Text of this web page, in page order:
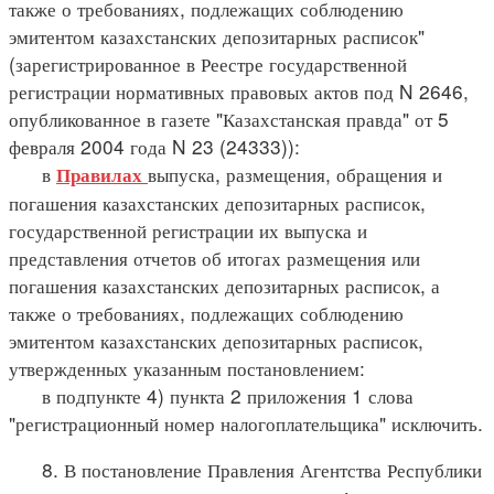
также о требованиях, подлежащих соблюдению
эмитентом казахстанских депозитарных расписок"
(зарегистрированное в Реестре государственной
регистрации нормативных правовых актов под N 2646,
опубликованное в газете "Казахстанская правда" от 5
февраля 2004 года N 23 (24333)):
в Правилах выпуска, размещения, обращения и
погашения казахстанских депозитарных расписок,
государственной регистрации их выпуска и
представления отчетов об итогах размещения или
погашения казахстанских депозитарных расписок, а
также о требованиях, подлежащих соблюдению
эмитентом казахстанских депозитарных расписок,
утвержденных указанным постановлением:
в подпункте 4) пункта 2 приложения 1 слова
"регистрационный номер налогоплательщика" исключить.
8. В постановление Правления Агентства Республики